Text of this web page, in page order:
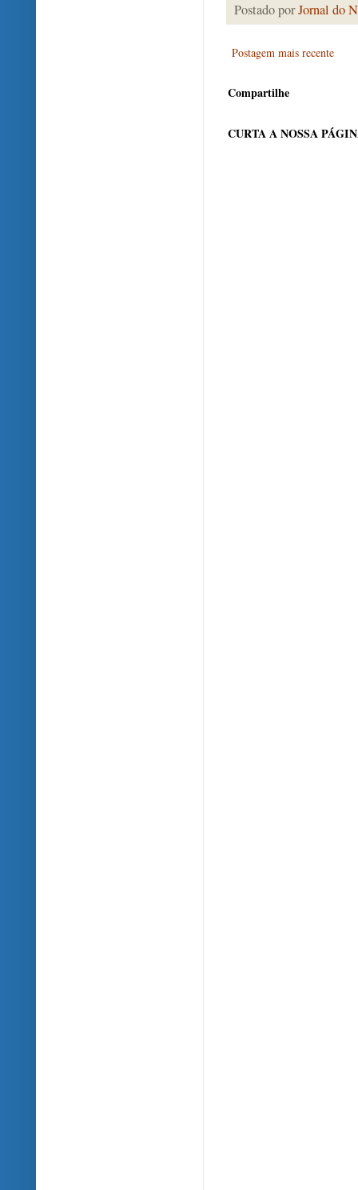
Postado porJornal do
Postagem mais recente
Compartilhe
CURTA A NOSSA